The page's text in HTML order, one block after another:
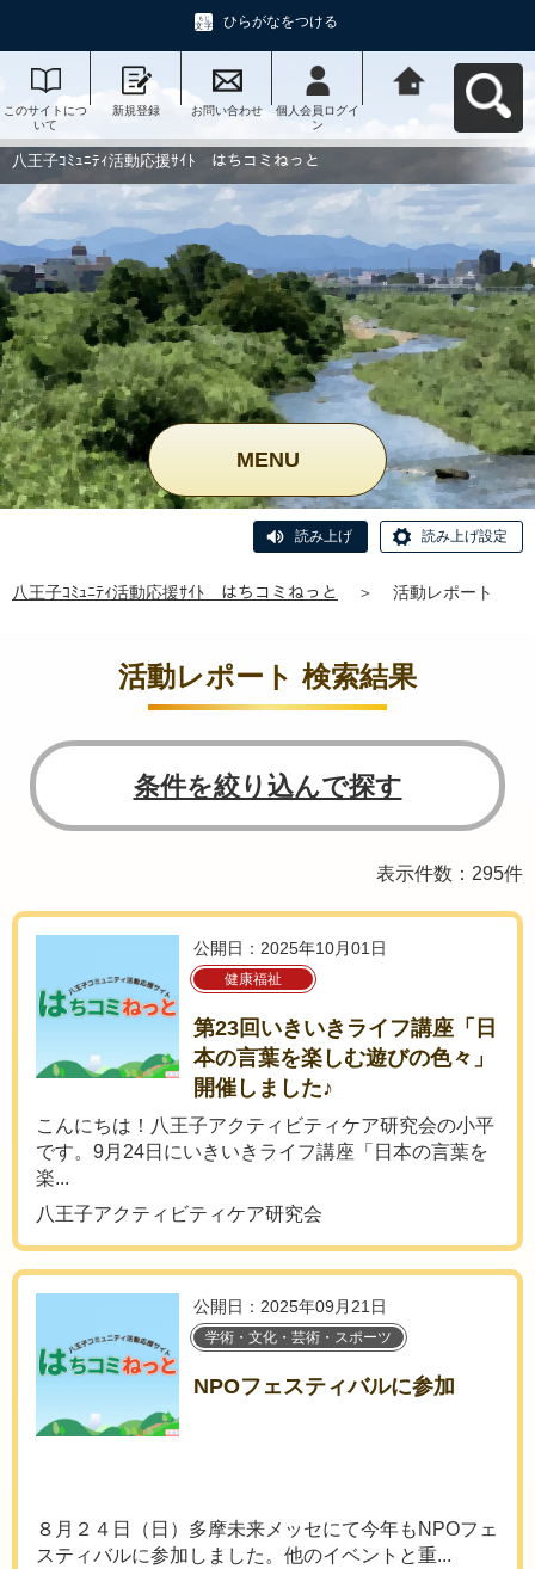
ひらがなをつける
このサイトにつ
いて
新規登録 お問い合わせ
個人会員ログイ
ン
動応援ｻｲﾄ はち
コミねっとへ戻
八王子ｺﾐｭﾆﾃｨ活動応援ｻｲﾄ はちコミねっと
MENU
読み上げ 読み上げ設定
八王子ｺﾐｭﾆﾃｨ活動応援ｻｲﾄ はちコミねっと ＞ 活動レポート
活動レポート 検索結果
条件を絞り込んで探す
表示件数：295件
公開日：2025年10月01日
健康福祉
第23回いきいきライフ講座「日
本の言葉を楽しむ遊びの色々」
開催しました♪
こんにちは！八王子アクティビティケア研究会の小平
です。9月24日にいきいきライフ講座「日本の言葉を
楽...
八王子アクティビティケア研究会
公開日：2025年09月21日
学術・文化・芸術・スポーツ
NPOフェスティバルに参加
８月２４日（日）多摩未来メッセにて今年もNPOフェ
スティバルに参加しました。他のイベントと重...